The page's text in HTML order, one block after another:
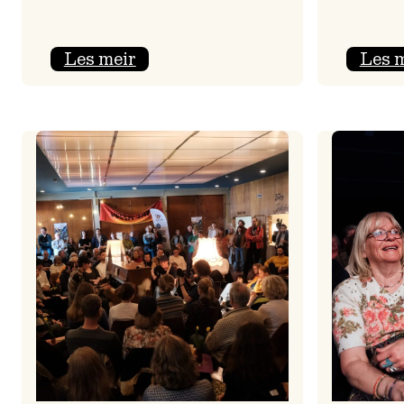
Les meir:
–
3.
joledag
Les